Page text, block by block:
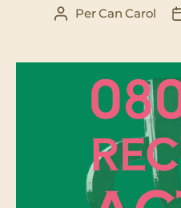
Autor
PerCan Carol